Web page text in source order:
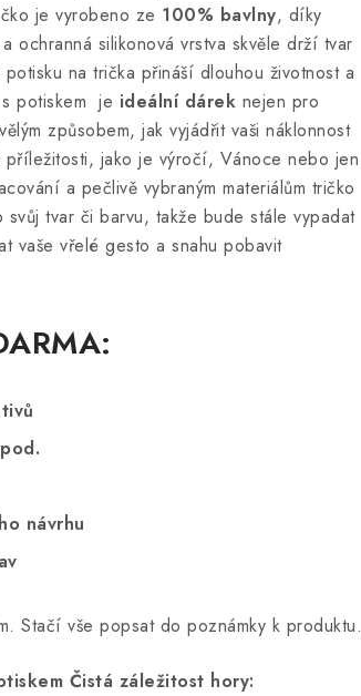
je vyrobeno ze 100% bavlny, díky
ochranná silikonová vrstva skvěle drží tvar
na trička přináší dlouhou životnost a
s potiskem je ideální dárek nejen pro
způsobem, jak vyjádřit vaši náklonnost
příležitosti, jako je výročí, Vánoce nebo jen
a pečlivě vybraným materiálům tričko
tvar či barvu, takže bude stále vypadat
vaše vřelé gesto a snahu pobavit
návrhu
Stačí vše popsat do poznámky k produktu.
Čistá záležitost hory: